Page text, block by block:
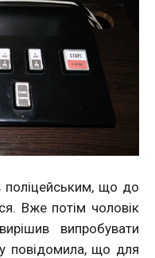
поліцейським, що до
Вже потім чоловік
випробувати
повідомила, що для